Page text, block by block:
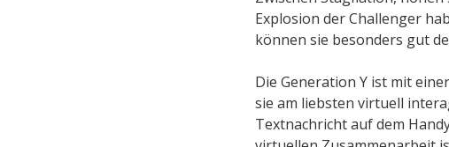
Explosion der Challenger
können sie besonders gut
Die Generation Y ist mit
sie am liebsten virtuell
Textnachricht auf dem